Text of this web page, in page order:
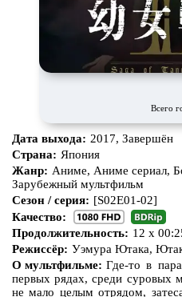
Про викингов
Про деревню
Про зомби
Про корабли и подводные
лодки
Про любовь
Про мафию
Про пиратов
Про путешествияво времени
Всего
Дата выхода: 2017, Завершён
Страна: Япония
Жанр: Аниме, Аниме сериал,
Зарубежный мультфильм
Сезон / серия: [S02E01-02]
Качество:
Продолжительность: 12 x
Режиссёр: Уэмура Ютака,
О мультфильме: Где-то в
первых рядах, среди суровых
не мало целым отрядом,